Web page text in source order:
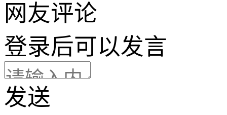
网友评论
登录后可以发言
发送